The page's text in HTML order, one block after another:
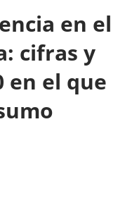
en el
cifras y
en el que